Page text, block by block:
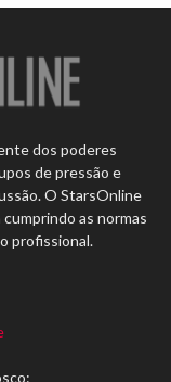
dos poderes
de pressão e
O StarsOnline
as normas
profissional.